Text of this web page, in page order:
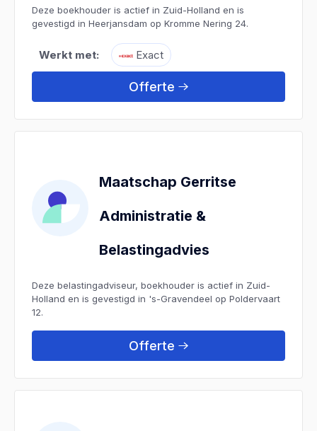
Deze boekhouder is actief in Zuid-Holland en is
gevestigd in Heerjansdam op Kromme Nering 24.
Werkt met: Exact
Offerte
Maatschap Gerritse
Administratie &
Belastingadvies
Deze belastingadviseur, boekhouder is actief in Zuid-
Holland en is gevestigd in 's-Gravendeel op Poldervaart
12.
Offerte